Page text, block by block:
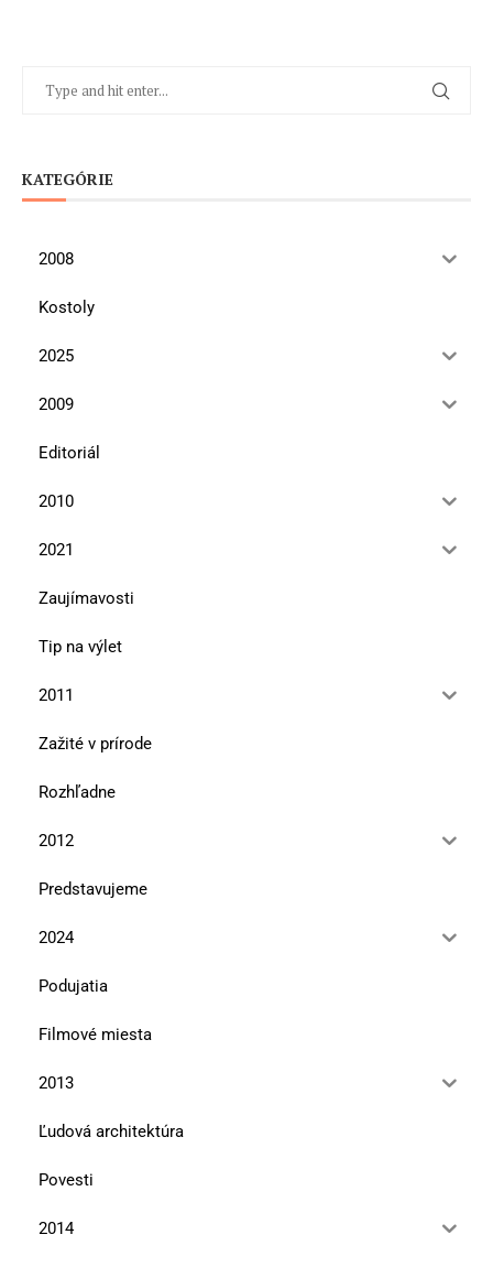
KATEGÓRIE
2008
Kostoly
2025
2009
Editoriál
2010
2021
Zaujímavosti
Tip na výlet
2011
Zažité v prírode
Rozhľadne
2012
Predstavujeme
2024
Podujatia
Filmové miesta
2013
Ľudová architektúra
Povesti
2014